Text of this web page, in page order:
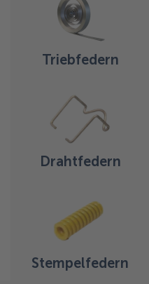
Triebfedern
Drahtfedern
Stempelfedern